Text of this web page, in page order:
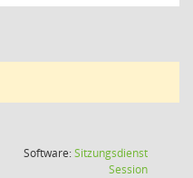
Software:Sitzungsdienst
Session(Wird in